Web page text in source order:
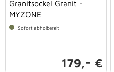
Granitsockel Granit -
MYZONE
Sofort abholbereit
179,- €